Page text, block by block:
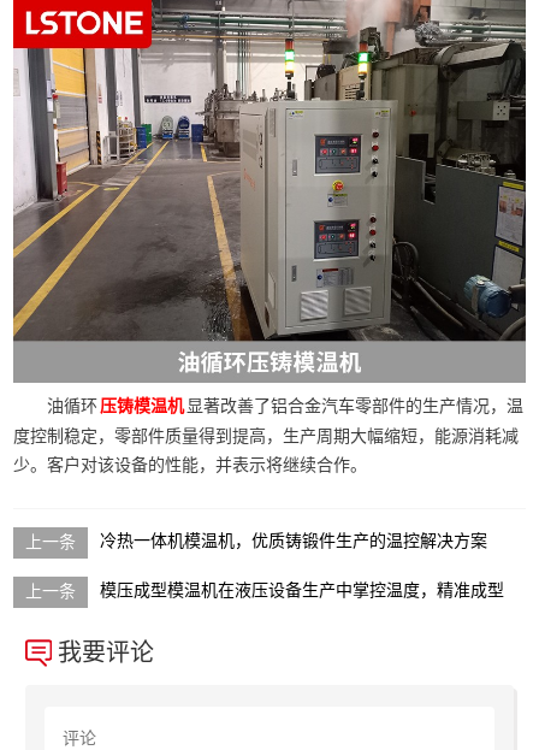
油循环 压铸模温机 显著改善了铝合金汽车零部件的生产情况，温
度控制稳定，零部件质量得到提高，生产周期大幅缩短，能源消耗减
少。客户对该设备的性能，并表示将继续合作。
冷热一体机模温机，优质铸锻件生产的温控解决方案
模压成型模温机在液压设备生产中掌控温度，精准成型
我要评论